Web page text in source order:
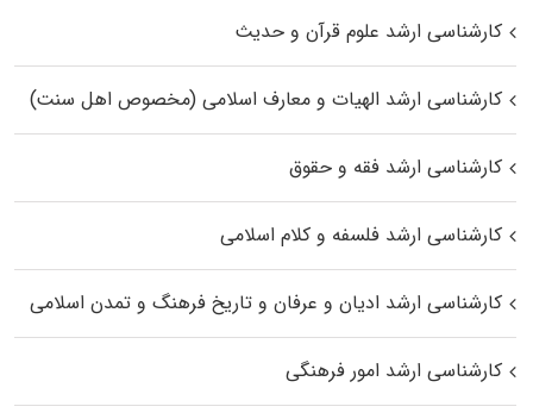
کارشناسی ارشد علوم قرآن و حدیث
کارشناسی ارشد الهیات و معارف اسلامی (مخصوص اهل سنت)
کارشناسی ارشد فقه و حقوق
کارشناسی ارشد فلسفه و کلام اسلامی
کارشناسی ارشد ادیان و عرفان و تاریخ فرهنگ و تمدن اسلامی
کارشناسی ارشد امور فرهنگی